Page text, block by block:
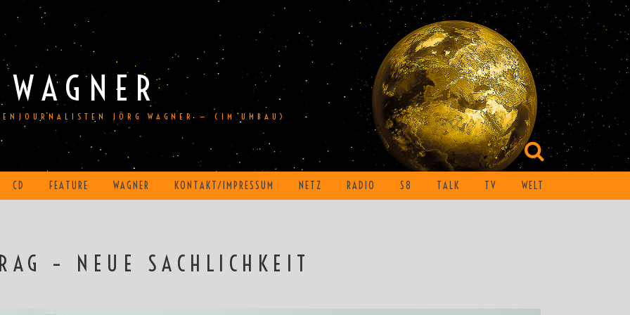
JÖRG WAGNER — (IM UMBAU)
CD FEATURE WAGNER KONTAKT/IMPRESSUM NETZ RADIO S8 TALK TV WELT
– NEUE SACHLICHKEIT